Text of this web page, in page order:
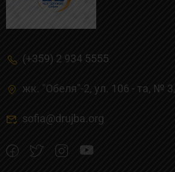
(+359) 2 934 5555
жк. "Обеля"-2, ул. 106 - та, №
sofia@drujba.org